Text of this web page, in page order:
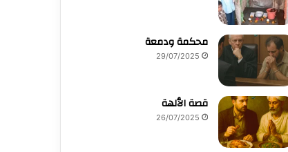
محكمة ودمعة
29/07/2025
قصة الٱلهة
26/07/2025